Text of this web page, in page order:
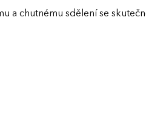
a chutnému sdělení se